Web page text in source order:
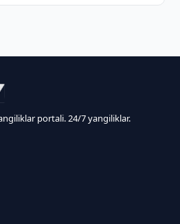
portali. 24/7 yangiliklar.